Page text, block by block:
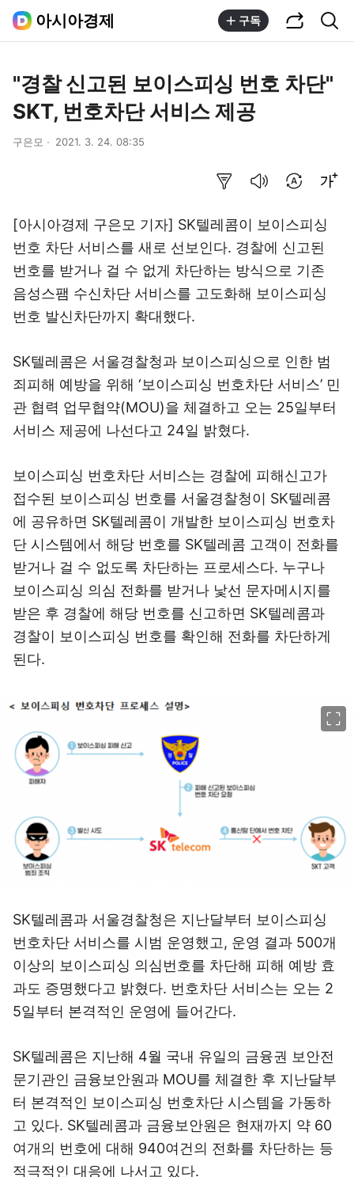
아시아경제 구독
"경찰 신고된 보이스피싱 번호 차단"
SKT, 번호차단 서비스 제공
구은모 2021. 3. 24. 08:35
[아시아경제 구은모 기자] SK텔레콤이 보이스피싱
번호 차단 서비스를 새로 선보인다. 경찰에 신고된
번호를 받거나 걸 수 없게 차단하는 방식으로 기존
음성스팸 수신차단 서비스를 고도화해 보이스피싱
번호 발신차단까지 확대했다.
SK텔레콤은 서울경찰청과 보이스피싱으로 인한 범
죄피해 예방을 위해 ‘보이스피싱 번호차단 서비스’ 민
관 협력 업무협약(MOU)을 체결하고 오는 25일부터
서비스 제공에 나선다고 24일 밝혔다.
보이스피싱 번호차단 서비스는 경찰에 피해신고가
접수된 보이스피싱 번호를 서울경찰청이 SK텔레콤
에 공유하면 SK텔레콤이 개발한 보이스피싱 번호차
단 시스템에서 해당 번호를 SK텔레콤 고객이 전화를
받거나 걸 수 없도록 차단하는 프로세스다. 누구나
보이스피싱 의심 전화를 받거나 낯선 문자메시지를
받은 후 경찰에 해당 번호를 신고하면 SK텔레콤과
경찰이 보이스피싱 번호를 확인해 전화를 차단하게
된다.
SK텔레콤과 서울경찰청은 지난달부터 보이스피싱
번호차단 서비스를 시범 운영했고, 운영 결과 500개
이상의 보이스피싱 의심번호를 차단해 피해 예방 효
과도 증명했다고 밝혔다. 번호차단 서비스는 오는 2
5일부터 본격적인 운영에 들어간다.
SK텔레콤은 지난해 4월 국내 유일의 금융권 보안전
문기관인 금융보안원과 MOU를 체결한 후 지난달부
터 본격적인 보이스피싱 번호차단 시스템을 가동하
고 있다. SK텔레콤과 금융보안원은 현재까지 약 60
여개의 번호에 대해 940여건의 전화를 차단하는 등
적극적인 대응에 나서고 있다.